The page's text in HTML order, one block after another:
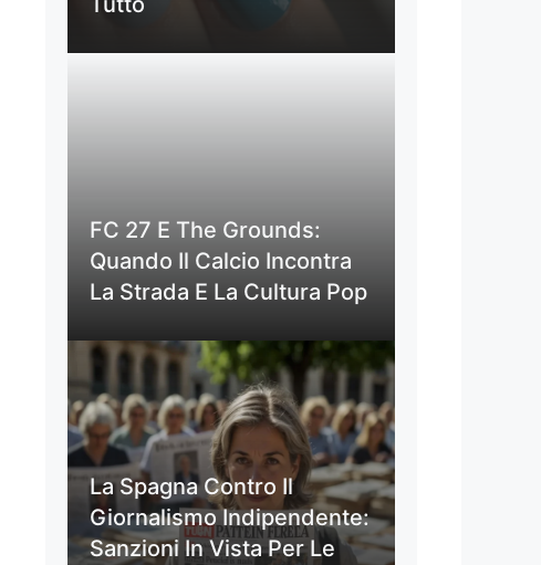
FC 27 E The Grounds:
Quando Il Calcio Incontra
La Strada E La Cultura Pop
La Spagna Contro Il
Giornalismo Indipendente:
Sanzioni In Vista Per Le